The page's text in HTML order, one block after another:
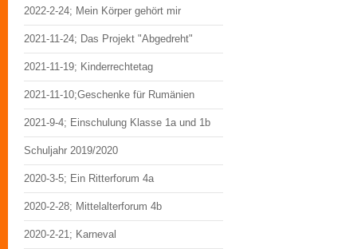
2022-2-24; Mein Körper gehört mir
2021-11-24; Das Projekt "Abgedreht"
2021-11-19; Kinderrechtetag
2021-11-10;Geschenke für Rumänien
2021-9-4; Einschulung Klasse 1a und 1b
Schuljahr 2019/2020
2020-3-5; Ein Ritterforum 4a
2020-2-28; Mittelalterforum 4b
2020-2-21; Karneval